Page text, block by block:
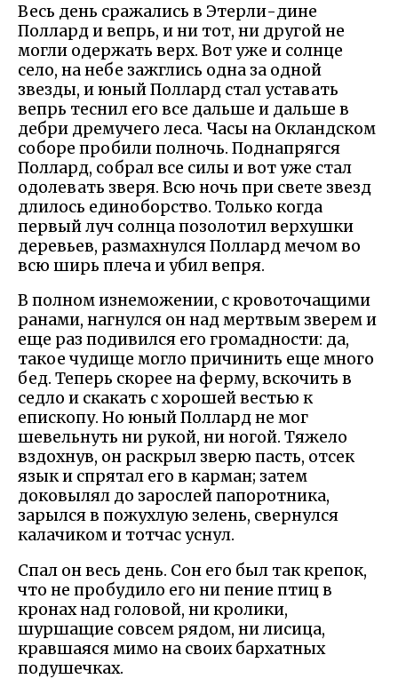
Весь день сражались в Этерли-дине
Поллард и вепрь, и ни тот, ни другой не
могли одержать верх. Вот уже и солнце
село, на небе зажглись одна за одной
звезды, и юный Поллард стал уставать
вепрь теснил его все дальше и дальше в
дебри дремучего леса. Часы на Окландском
соборе пробили полночь. Поднапрягся
Поллард, собрал все силы и вот уже стал
одолевать зверя. Всю ночь при свете звезд
длилось единоборство. Только когда
первый луч солнца позолотил верхушки
деревьев, размахнулся Поллард мечом во
всю ширь плеча и убил вепря.
В полном изнеможении, с кровоточащими
ранами, нагнулся он над мертвым зверем и
еще раз подивился его громадности: да,
такое чудище могло причинить еще много
бед. Теперь скорее на ферму, вскочить в
седло и скакать с хорошей вестью к
епископу. Но юный Поллард не мог
шевельнуть ни рукой, ни ногой. Тяжело
вздохнув, он раскрыл зверю пасть, отсек
язык и спрятал его в карман; затем
доковылял до зарослей папоротника,
зарылся в пожухлую зелень, свернулся
калачиком и тотчас уснул.
Спал он весь день. Сон его был так крепок,
что не пробудило его ни пение птиц в
кронах над головой, ни кролики,
шуршащие совсем рядом, ни лисица,
кравшаяся мимо на своих бархатных
подушечках.